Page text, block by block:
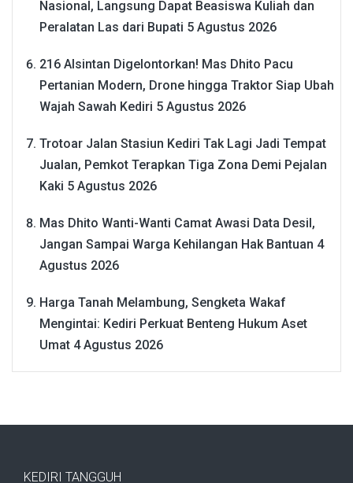
Nasional, Langsung Dapat Beasiswa Kuliah dan
Peralatan Las dari Bupati 5 Agustus 2026
216 Alsintan Digelontorkan! Mas Dhito Pacu
Pertanian Modern, Drone hingga Traktor Siap Ubah
Wajah Sawah Kediri 5 Agustus 2026
Trotoar Jalan Stasiun Kediri Tak Lagi Jadi Tempat
Jualan, Pemkot Terapkan Tiga Zona Demi Pejalan
Kaki 5 Agustus 2026
Mas Dhito Wanti-Wanti Camat Awasi Data Desil,
Jangan Sampai Warga Kehilangan Hak Bantuan 4
Agustus 2026
Harga Tanah Melambung, Sengketa Wakaf
Mengintai: Kediri Perkuat Benteng Hukum Aset
Umat 4 Agustus 2026
KEDIRI TANGGUH